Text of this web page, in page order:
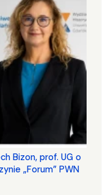
Bizon, prof. UG o
„Forum” PWN